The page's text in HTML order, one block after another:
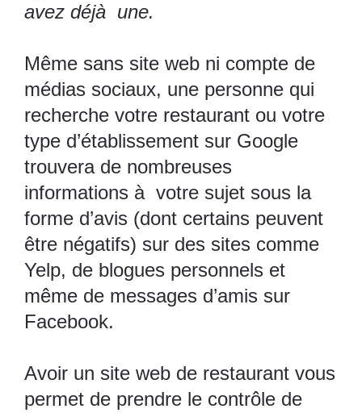
avez déjà une.
Même sans site web ni compte de
médias sociaux, une personne qui
recherche votre restaurant ou votre
type d’établissement sur Google
trouvera de nombreuses
informations à votre sujet sous la
forme d’avis (dont certains peuvent
être négatifs) sur des sites comme
Yelp, de blogues personnels et
même de messages d’amis sur
Facebook.
Avoir un site web de restaurant vous
permet de prendre le contrôle de